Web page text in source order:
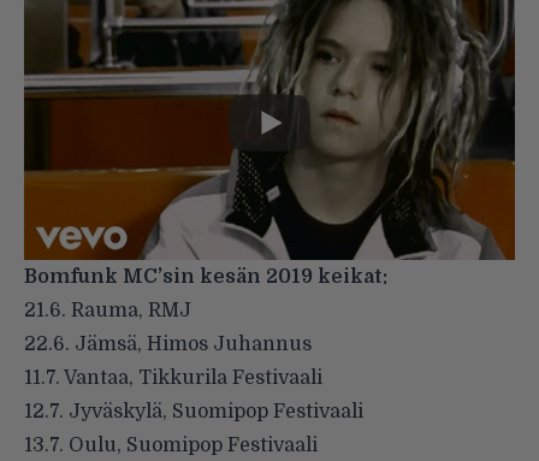
Bomfunk MC’sin kesän 2019 keikat:
21.6. Rauma, RMJ
22.6. Jämsä, Himos Juhannus
11.7. Vantaa, Tikkurila Festivaali
12.7. Jyväskylä, Suomipop Festivaali
13.7. Oulu, Suomipop Festivaali